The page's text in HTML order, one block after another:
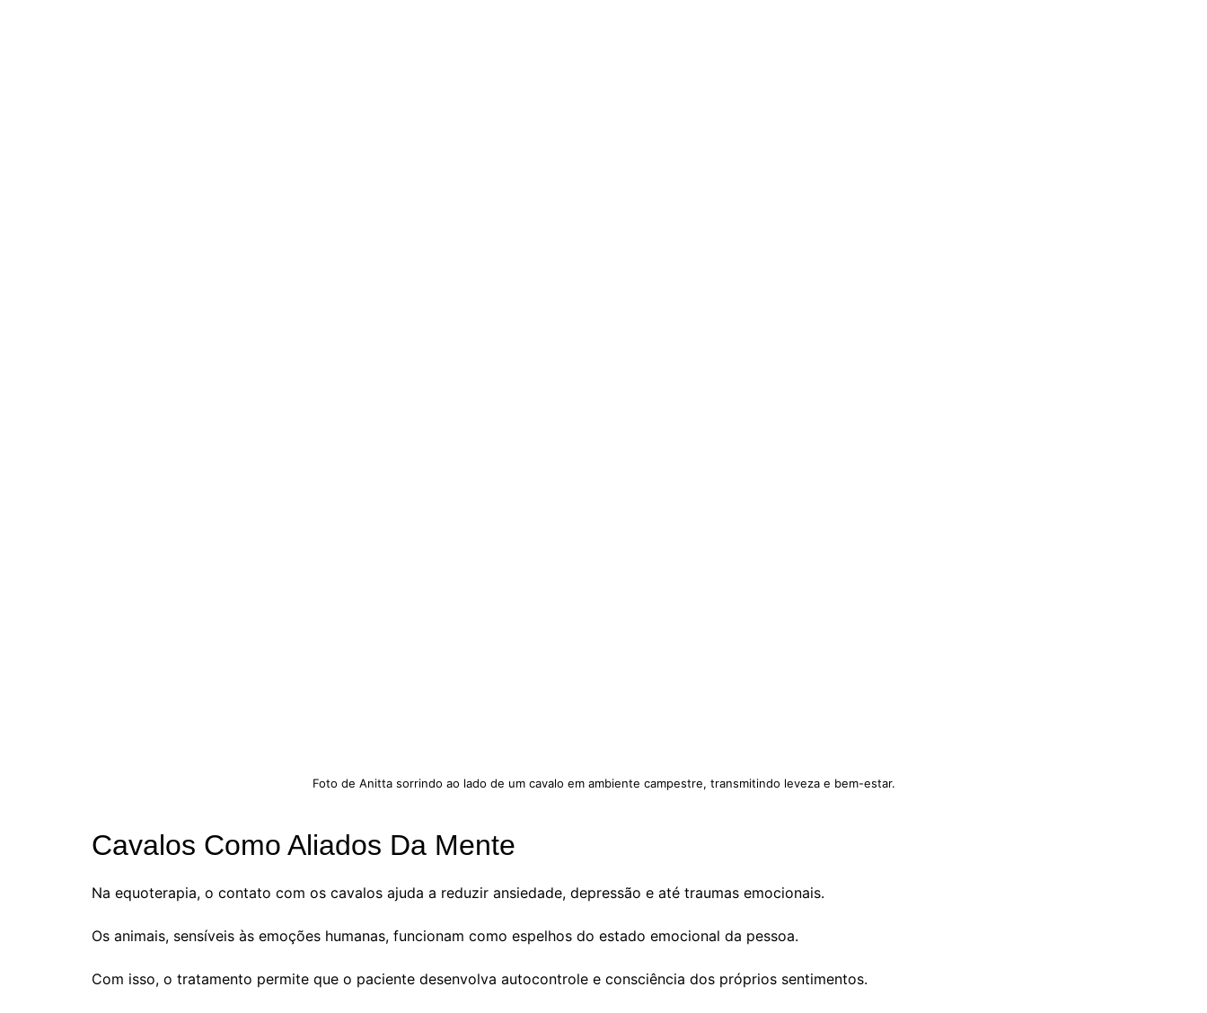
Foto de Anitta sorrindo ao lado de um cavalo em ambiente campestre, transmitindo leveza e bem-estar.
Cavalos Como Aliados Da Mente
Na equoterapia, o contato com os cavalos ajuda a reduzir ansiedade, depressão e até traumas emocionais.
Os animais, sensíveis às emoções humanas, funcionam como espelhos do estado emocional da pessoa.
Com isso, o tratamento permite que o paciente desenvolva autocontrole e consciência dos próprios sentimentos.